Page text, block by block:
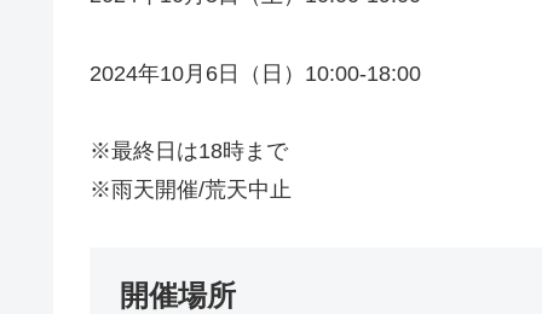
2024年10月6日（日）10:00-18:00
※最終日は18時まで
※雨天開催/荒天中止
開催場所